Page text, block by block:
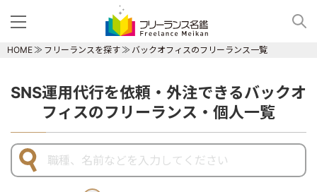
HOME フリーランスを探す バックオフィスのフリーランス一覧
SNS運用代行を依頼・外注できるバックオ
フィスのフリーランス・個人一覧